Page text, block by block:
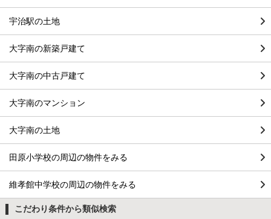
宇治駅の土地
大字南の新築戸建て
大字南の中古戸建て
大字南のマンション
大字南の土地
田原小学校の周辺の物件をみる
維孝館中学校の周辺の物件をみる
こだわり条件から類似検索